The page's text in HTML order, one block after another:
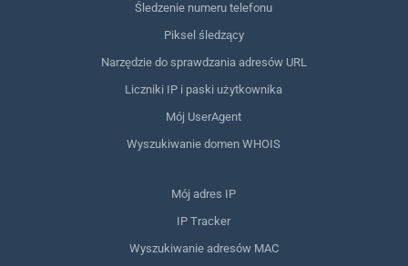
Śledzenie numeru telefonu
Piksel śledzący
Narzędzie do sprawdzania adresów URL
Liczniki IP i paski użytkownika
Mój UserAgent
Wyszukiwanie domen WHOIS
Mój adres IP
IP Tracker
Wyszukiwanie adresów MAC